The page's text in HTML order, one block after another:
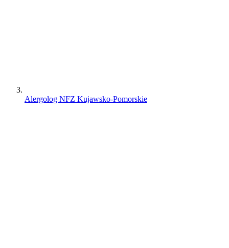
Alergolog NFZ Kujawsko-Pomorskie